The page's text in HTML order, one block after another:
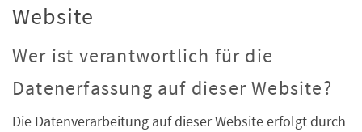
Website
Wer ist verantwortlich für die
Datenerfassung auf dieser Website?
Die Datenverarbeitung auf dieser Website erfolgt durch